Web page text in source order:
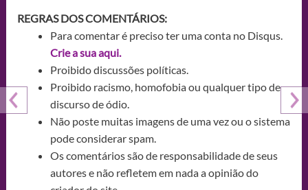
REGRAS DOS COMENTÁRIOS:
Para comentar é preciso ter uma conta no Disqus.
Crie a sua aqui.
Proibido discussões políticas.
Proibido racismo, homofobia ou qualquer tipo de
discurso de ódio.
Não poste muitas imagens de uma vez ou o sistema
pode considerar spam.
Os comentários são de responsabilidade de seus
autores e não refletem em nada a opinião do